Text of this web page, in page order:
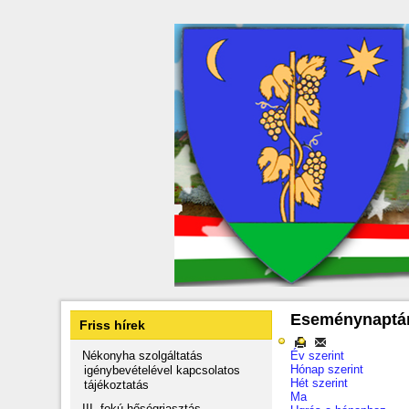
Friss hírek
Nékonyha szolgáltatás
igénybevételével kapcsolatos
tájékoztatás
Év szerint
Hónap szerint
Hét szerint
Ma